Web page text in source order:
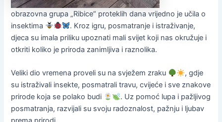
obrazovna grupa „Ribice“ proteklih dana vrijedno je učila o
insektima
. Kroz igru, posmatranje i istraživanje,
djeca su imala priliku upoznati mali svijet koji nas okružuje i
otkriti koliko je priroda zanimljiva i raznolika.
Veliki dio vremena proveli su na svježem zraku
, gdje
su istraživali insekte, posmatrali travu, cvijeće i sve znakove
prirode koja se polako budi
. Uz pomoć lupa i pažljivog
posmatranja, razvijali su svoju radoznalost, pažnju i ljubav